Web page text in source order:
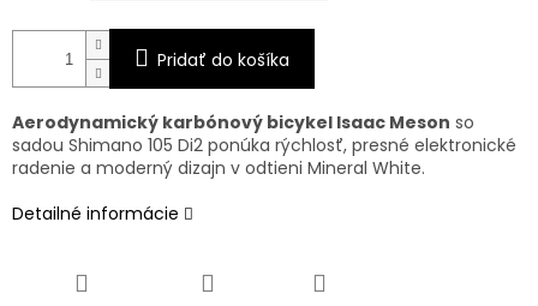
Pridať do košíka
Aerodynamický karbónový bicykel Isaac Meson so
sadou Shimano 105 Di2 ponúka rýchlosť, presné elektronické
radenie a moderný dizajn v odtieni Mineral White.
Detailné informácie